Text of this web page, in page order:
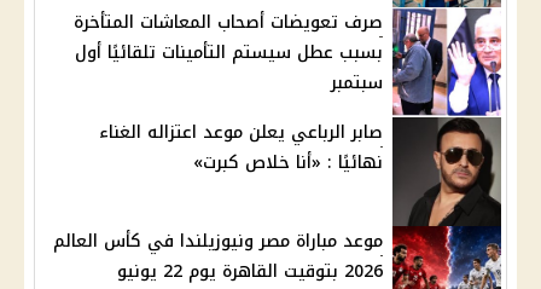
صرف تعويضات أصحاب المعاشات المتأخرة
بسبب عطل سيستم التأمينات تلقائيًا أول
سبتمبر
صابر الرباعي يعلن موعد اعتزاله الغناء
نهائيًا : «أنا خلاص كبرت»
موعد مباراة مصر ونيوزيلندا في كأس العالم
2026 بتوقيت القاهرة يوم 22 يونيو